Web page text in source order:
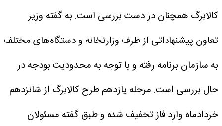
کالابرگ همچنان در دست بررسی است. به گفته وزیر
تعاون پیشنهاداتی از طرف وزارتخانه و دستگاه‌های مختلف
به سازمان برنامه رفته و با توجه به محدودیت بودجه در
حال بررسی است. مرحله یازدهم طرح کالابرگ از شانزدهم
خردادماه وارد فاز تخفیف شده و طبق گفته مسئولان